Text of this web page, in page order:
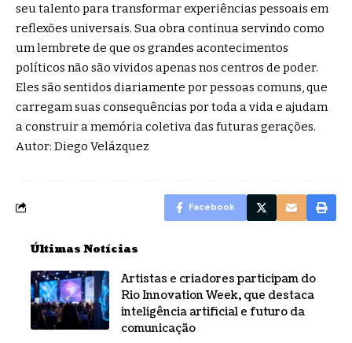
seu talento para transformar experiências pessoais em
reflexões universais. Sua obra continua servindo como
um lembrete de que os grandes acontecimentos
políticos não são vividos apenas nos centros de poder.
Eles são sentidos diariamente por pessoas comuns, que
carregam suas consequências por toda a vida e ajudam
a construir a memória coletiva das futuras gerações.
Autor: Diego Velázquez
Facebook
Últimas Notícias
Artistas e criadores participam do
Rio Innovation Week, que destaca
inteligência artificial e futuro da
comunicação